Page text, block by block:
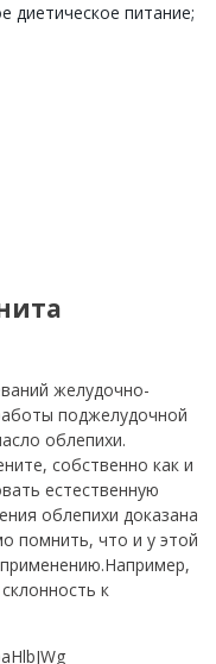
диетическое питание;
желудочно-
поджелудочной
облепихи.
собственно как и
естественную
облепихи доказана
помнить, что и у этой
к